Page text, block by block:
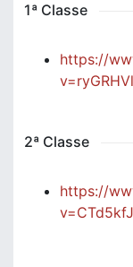
1ª Classe
https://
2ª Classe
https://